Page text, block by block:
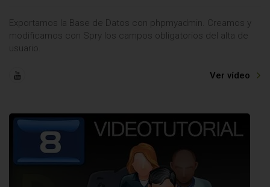
Exportamos la Base de Datos con phpmyadmin. Creamos y
modificamos con Spry los campos obligatorios del alta de
usuario.
Ver vídeo